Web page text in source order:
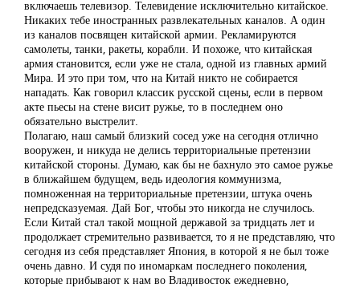
включаешь телевизор. Телевидение исключительно китайское.
Никаких тебе иностранных развлекательных каналов. А один
из каналов посвящен китайской армии. Рекламируются
самолеты, танки, ракеты, корабли. И похоже, что китайская
армия становится, если уже не стала, одной из главных армий
Мира. И это при том, что на Китай никто не собирается
нападать. Как говорил классик русской сцены, если в первом
акте пьесы на стене висит ружье, то в последнем оно
обязательно выстрелит.
Полагаю, наш самый близкий сосед уже на сегодня отлично
вооружен, и никуда не делись территориальные претензии
китайской стороны. Думаю, как бы не бахнуло это самое ружье
в ближайшем будущем, ведь идеология коммунизма,
помноженная на территориальные претензии, штука очень
непредсказуемая. Дай Бог, чтобы это никогда не случилось.
Если Китай стал такой мощной державой за тридцать лет и
продолжает стремительно развивается, то я не представляю, что
сегодня из себя представляет Япония, в которой я не был тоже
очень давно. И судя по иномаркам последнего поколения,
которые прибывают к нам во Владивосток ежедневно,